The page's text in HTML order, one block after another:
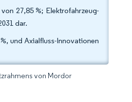
27,85 %; Elektrofahrzeug-
dar.
und Axialfluss-Innovationen
von Mordor